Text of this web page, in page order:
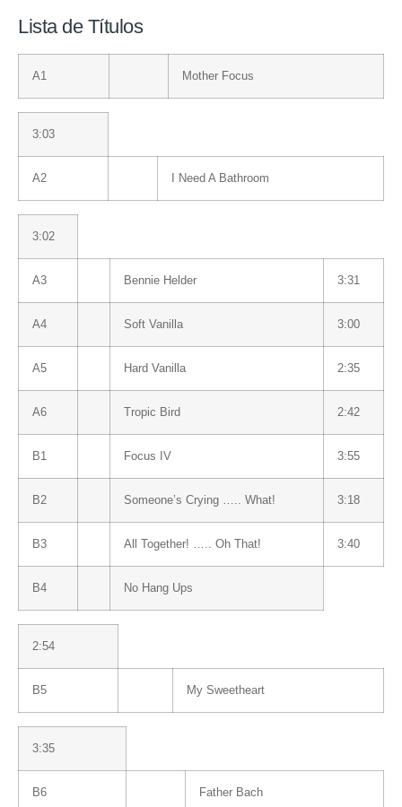
Lista de Títulos
A1 Mother Focus
3:03
A2 I Need A Bathroom
3:02
A3 Bennie Helder 3:31
A4 Soft Vanilla 3:00
A5 Hard Vanilla 2:35
A6 Tropic Bird 2:42
B1 Focus IV 3:55
B2 Someone’s Crying ….. What! 3:18
B3 All Together! ….. Oh That! 3:40
B4 No Hang Ups
2:54
B5 My Sweetheart
3:35
B6 Father Bach